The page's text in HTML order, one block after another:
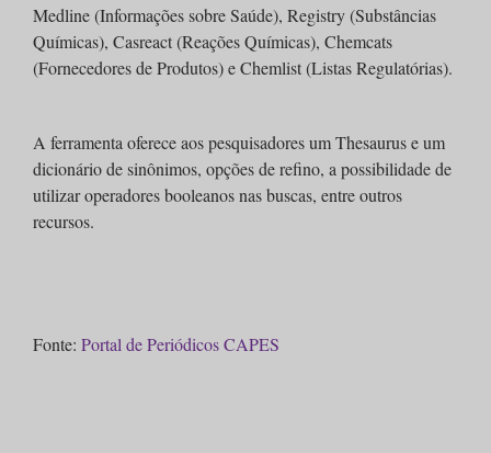
Medline (Informações sobre Saúde), Registry (Substâncias
Químicas), Casreact (Reações Químicas), Chemcats
(Fornecedores de Produtos) e Chemlist (Listas Regulatórias).
A ferramenta oferece aos pesquisadores um Thesaurus e um
dicionário de sinônimos, opções de refino, a possibilidade de
utilizar operadores booleanos nas buscas, entre outros
recursos.
Fonte: Portal de Periódicos CAPES